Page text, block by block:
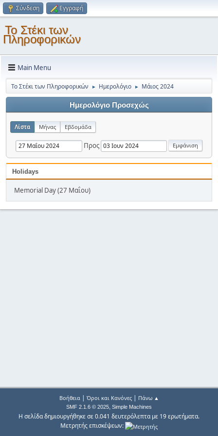
Σύνδεση Εγγραφή
Το Στέκι των
Πληροφορικών
Main Menu
Το Στέκι των Πληροφορικών ► Ημερολόγιο ► Μάιος 2024
Ημερολόγιο Προσεχώς
Λίστα Μήνας Εβδομάδα
Προς
Holidays
Memorial Day (27 Μαΐου)
Βοήθεια| Όροι και Κανόνες| Πάνω ▲
SMF 2.1.6 © 2025, Simple Machines
Η σελίδα δημιουργήθηκε σε 0.041 δευτερόλεπτα με 19 ερωτήματα.
Μετρητής επισκέψεων: